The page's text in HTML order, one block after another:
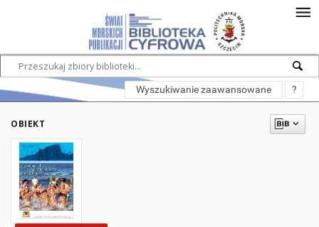
Wyszukiwanie zaawansowane ?
OBIEKT